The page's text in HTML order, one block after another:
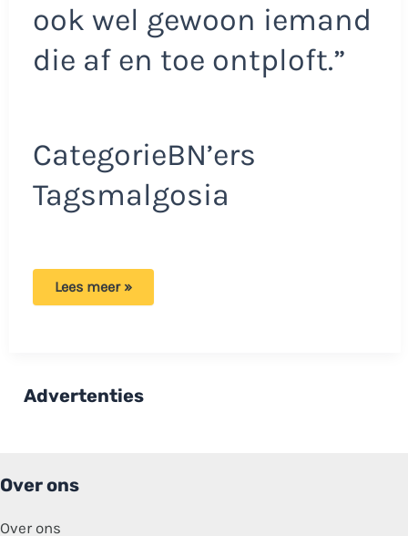
ook wel gewoon iemand
die af en toe ontploft.”
CategorieBN’ers
Tagsmalgosia
Malgosia
onaangekondigd
toen
is
Lees meer »
Advertenties
Over ons
Over ons